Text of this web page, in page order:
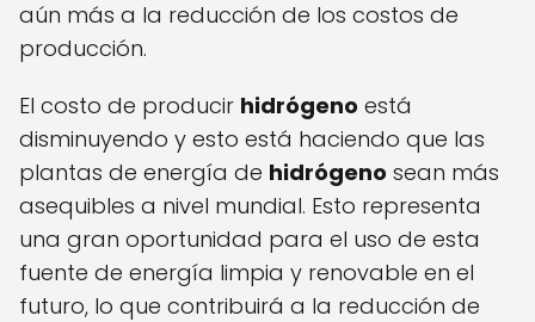
aún más a la reducción de los costos de
producción.
El costo de producir hidrógeno está
disminuyendo y esto está haciendo que las
plantas de energía de hidrógeno sean más
asequibles a nivel mundial. Esto representa
una gran oportunidad para el uso de esta
fuente de energía limpia y renovable en el
futuro, lo que contribuirá a la reducción de